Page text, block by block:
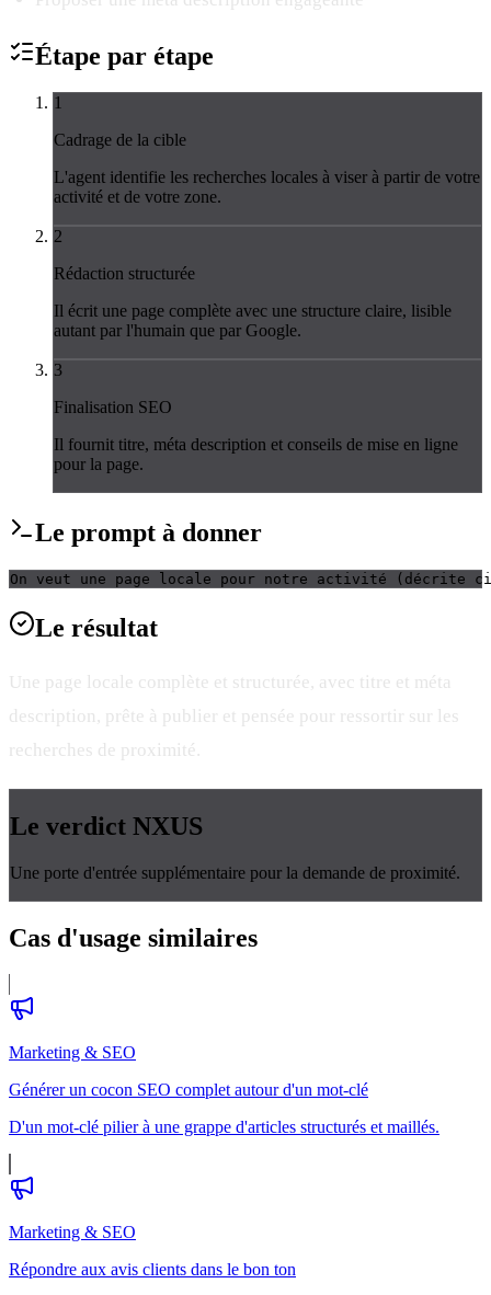
Étape par étape
1
Cadrage de la cible
L'agent identifie les recherches locales à viser à partir de votre
activité et de votre zone.
2
Rédaction structurée
Il écrit une page complète avec une structure claire, lisible
autant par l'humain que par Google.
3
Finalisation SEO
Il fournit titre, méta description et conseils de mise en ligne
pour la page.
Le prompt à donner
On veut une page locale pour notre activité (décrite
Le résultat
Une page locale complète et structurée, avec titre et méta
description, prête à publier et pensée pour ressortir sur les
recherches de proximité.
Le verdict NXUS
Une porte d'entrée supplémentaire pour la demande de proximité.
Cas d'usage similaires
Marketing & SEO
Générer un cocon SEO complet autour d'un mot-clé
D'un mot-clé pilier à une grappe d'articles structurés et maillés.
Marketing & SEO
Répondre aux avis clients dans le bon ton